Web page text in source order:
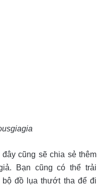
cũng sẽ chia sẻ thêm
Bạn cũng có thể trải
bộ đồ lụa thướt tha để đi